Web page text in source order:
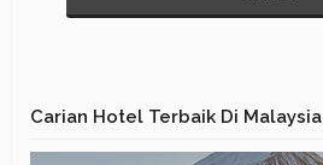
Carian Hotel Terbaik Di Malaysia